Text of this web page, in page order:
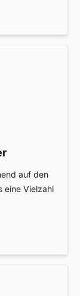
auf den
eine Vielzahl